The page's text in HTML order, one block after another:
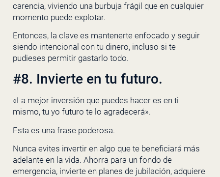
carencia, viviendo una burbuja frágil que en cualquier
momento puede explotar.
Entonces, la clave es mantenerte enfocado y seguir
siendo intencional con tu dinero, incluso si te
pudieses permitir gastarlo todo.
#8. Invierte en tu futuro.
«La mejor inversión que puedes hacer es en ti
mismo, tu yo futuro te lo agradecerá».
Esta es una frase poderosa.
Nunca evites invertir en algo que te beneficiará más
adelante en la vida. Ahorra para un fondo de
emergencia, invierte en planes de jubilación, adquiere